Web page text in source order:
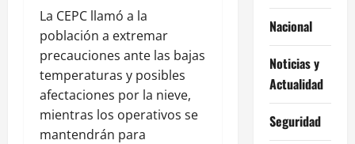
La CEPC llamó a la
población a extremar
precauciones ante las bajas
temperaturas y posibles
afectaciones por la nieve,
mientras los operativos se
mantendrán para
Nacional
Noticias y
Actualidad
Seguridad